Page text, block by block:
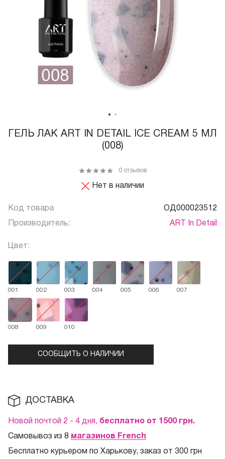
ГЕЛЬ ЛАК ART IN DETAIL ICE CREAM 5 МЛ
(008)
Нет в наличии
0 отзывов
Код товара ОД000023512
Производитель: ART In Detail
Цвет:
001 002 003 004 005 006 007
008 009 010
СООБЩИТЬ О НАЛИЧИИ
ДОСТАВКА
Новой почтой 2 - 4 дня, бесплатно от 1500 грн.
Самовывоз из 8 магазинов French
Бесплатно курьером по Харькову, заказ от 300 грн